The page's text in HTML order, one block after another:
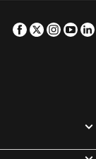
Facebook
Twitter